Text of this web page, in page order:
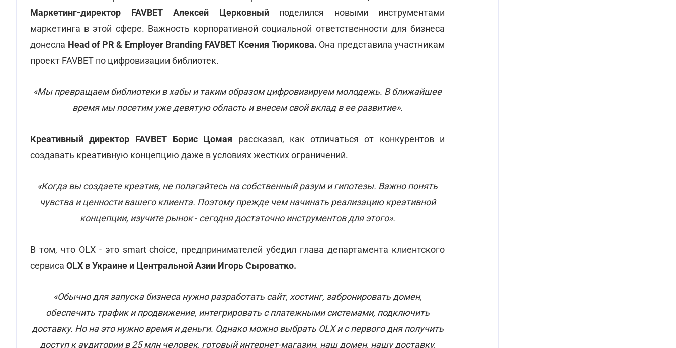
Маркетинг-директор FAVBET Алексей Церковныйподелился новыми инструментами
маркетинга в этой сфере. Важность корпоративной социальной ответственности для бизнеса
донесла Head of PR & Employer Branding FAVBET Ксения Тюрикова. Она представила участникам
проект FAVBET по цифровизации библиотек.
«Мы превращаем библиотеки в хабы и таким образом цифровизируем молодежь. В ближайшее
время мы посетим уже девятую область и внесем свой вклад в ее развитие».
Креативный директор FAVBET Борис Цомая рассказал, как отличаться от конкурентов и
создавать креативную концепцию даже в условиях жестких ограничений.
«Когда вы создаете креатив, не полагайтесь на собственный разум и гипотезы. Важно понять
чувства и ценности вашего клиента. Поэтому прежде чем начинать реализацию креативной
концепции, изучите рынок-сегодня достаточно инструментов для этого».
В том, что OLX -это smart choice, предпринимателей убедил глава департамента клиентского
сервиса OLX в Украине и Центральной Азии Игорь Сыроватко.
«Обычно для запуска бизнеса нужно разработать сайт, хостинг, забронировать домен,
обеспечить трафик и продвижение, интегрировать с платежными системами, подключить
доставку. Но на это нужно время и деньги. Однако можно выбрать OLX и с первого дня получить
доступ к аудитории в 25 млн человек, готовый интернет-магазин, наш домен, нашу доставку,